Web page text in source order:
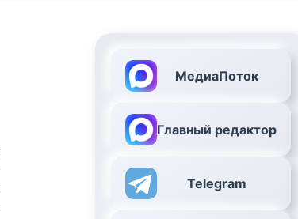
МедиаПоток
Главный редактор
Telegram